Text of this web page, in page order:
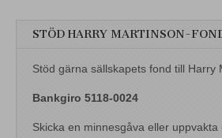
STÖD HARRY MARTINSON-
Stöd gärna sällskapets fond till Harry
Bankgiro 5118-0024
Skicka en minnesgåva eller